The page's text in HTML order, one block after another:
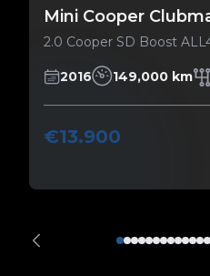
Mini Cooper
2.0 Cooper SD Boost
2016 149,000 km
€13.900